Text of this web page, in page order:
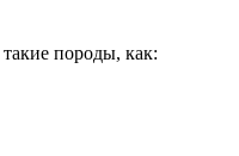
породы, как: